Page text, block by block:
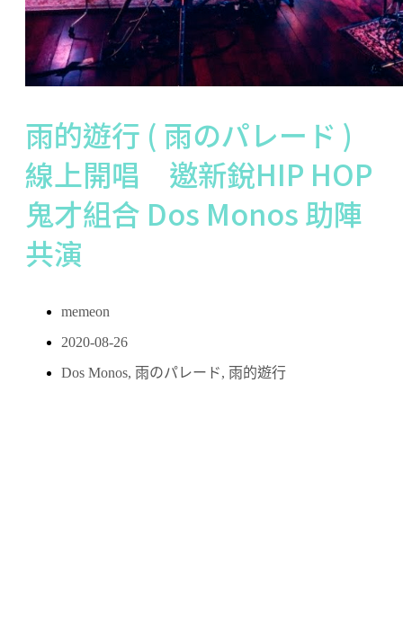
雨的遊行 ( 雨のパレード )
線上開唱 邀新銳HIP HOP
鬼才組合 Dos Monos 助陣
共演
memeon
2020-08-26
Dos Monos, 雨のパレード, 雨的遊行